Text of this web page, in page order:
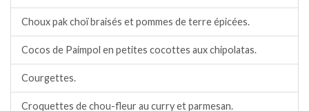
Choux pak choï braisés et pommes de terre épicées.
Cocos de Paimpol en petites cocottes aux chipolatas.
Courgettes.
Croquettes de chou-fleur au curry et parmesan.